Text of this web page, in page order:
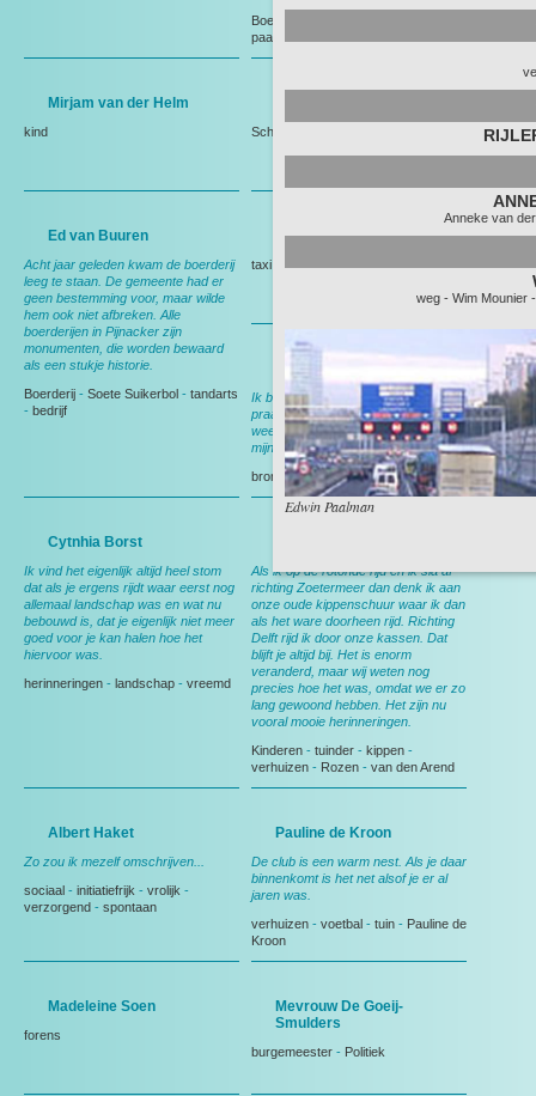
Edwin Paalman
Anneke van
weg- Wim Mounier
Boerderij
paarden
Mirjam van der Helm
kind Schaap
Ed van Buuren
Acht jaar geleden kwam de boerderij
leeg te staan. De gemeente had er
geen bestemming voor, maar wilde
hem ook niet afbreken. Alle
boerderijen in Pijnacker zijn
monumenten, die worden bewaard
als een stukje historie.
Boerderij - Soete Suikerbol - tandarts
- bedrijf
Jasper Vermeer
taxi
Ellen van der Spek
Ik ben altijd vrolijk, maak graag een
praatje; beetje kletsen. Als ik een
weekje vakantie heb vragen ze aan
mijn collega: is die mevrouw er niet?
brommer-benzinestation
Cytnhia Borst
Ik vind het eigenlijk altijd heel stom
dat als je ergens rijdt waar eerst nog
allemaal landschap was en wat nu
bebouwd is, dat je eigenlijk niet meer
goed voor je kan halen hoe het
hiervoor was.
herinneringen - landschap - vreemd
Als ik op de rotonde rijd en ik sla af
richting Zoetermeer dan denk ik aan
onze oude kippenschuur waar ik dan
als het ware doorheen rijd. Richting
Delft rijd ik door onze kassen. Dat
blijft je altijd bij. Het is enorm
veranderd, maar wij weten nog
precies hoe het was, omdat we er zo
lang gewoond hebben. Het zijn nu
vooral mooie herinneringen.
Kinderen - tuinder - kippen -
verhuizen - Rozen - van den Arend
Albert Haket
Zo zou ik mezelf omschrijven...
sociaal - initiatiefrijk - vrolijk -
verzorgend - spontaan
Pauline de Kroon
De club is een warm nest. Als je daar
binnenkomt is het net alsof je er al
jaren was.
verhuizen - voetbal - tuin - Pauline de
Kroon
Madeleine Soen
forens
Mevrouw De Goeij-
Smulders
burgemeester - Politiek